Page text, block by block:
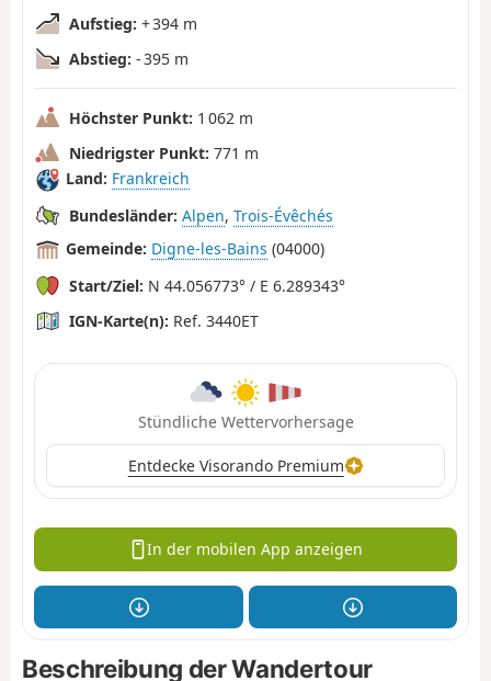
Aufstieg: + 394 m
Abstieg: - 395 m
Höchster Punkt: 1 062 m
Niedrigster Punkt: 771 m
Land: Frankreich
Bundesländer: Alpen, Trois-Évêchés
Gemeinde: Digne-les-Bains (04000)
Start/Ziel: N 44.056773° / E 6.289343°
IGN-Karte(n): Ref. 3440ET
Stündliche Wettervorhersage
Entdecke Visorando Premium
In der mobilen App anzeigen
Beschreibung der Wandertour